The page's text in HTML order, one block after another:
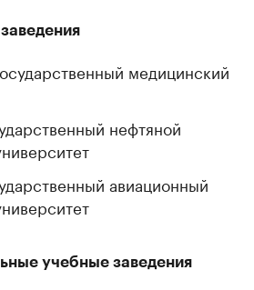
медицинский
нефтяной
авиационный
учебные заведения